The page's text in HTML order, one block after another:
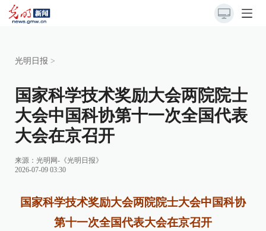
光明日报 >
国家科学技术奖励大会两院院士
大会中国科协第十一次全国代表
大会在京召开
来源： 光明网-《光明日报》
2026-07-09 03:30
国家科学技术奖励大会两院院士大会中国科协
第十一次全国代表大会在京召开